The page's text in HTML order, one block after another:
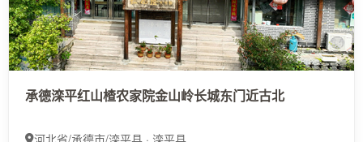
承德滦平红山楂农家院金山岭长城东门近古北
河北省/承德市/滦平县 · 滦平县